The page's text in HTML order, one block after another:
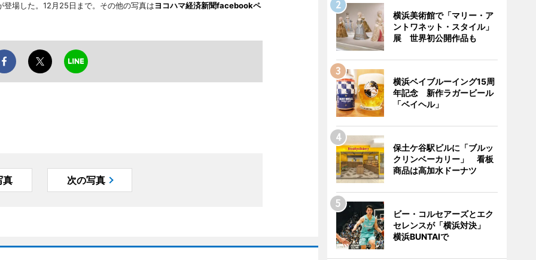
場した。12月25日まで。その他の写真はヨコハマ経済新聞facebookペ
真 次の写真
横浜美術館で「マリー・ア
ントワネット・スタイル」
展 世界初公開作品も
横浜ベイブルーイング15周
年記念 新作ラガービール
「ベイヘル」
保土ケ谷駅ビルに「ブルッ
クリンベーカリー」 看板
商品は高加水ドーナツ
ビー・コルセアーズとエク
セレンスが「横浜対決」
横浜BUNTAIで